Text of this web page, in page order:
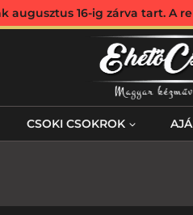
augusztus 16-ig zárva tart. A
CSOKI CSOKROK